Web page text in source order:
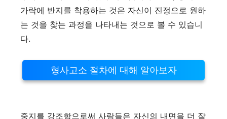
가락에 반지를 착용하는 것은 자신이 진정으로 원하
는 것을 찾는 과정을 나타내는 것으로 볼 수 있습니
다.
형사고소 절차에 대해 알아보자
중지를 강조함으로써 사람들은 자신의 내면을 더 잘